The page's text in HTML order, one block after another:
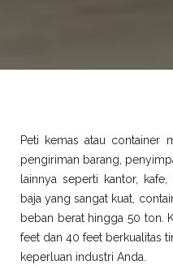
Peti kemas atau container
pengiriman barang,
lainnya seperti kantor,
baja yang sangat kuat,
beban berat hingga 50 ton.
feet dan 40 feet berkualitas
keperluan industri Anda.